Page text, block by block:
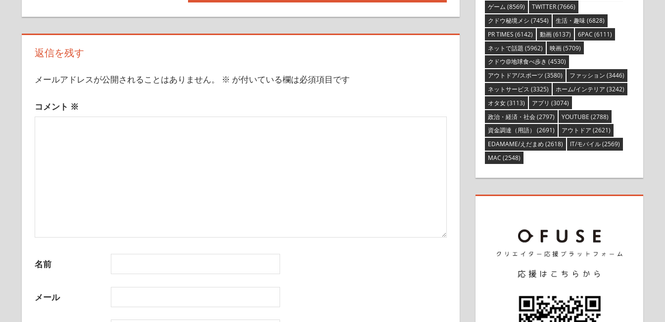
ナ
ビ
ゲ
ー
ョ
の
記
返信を残す
メールアドレスが公開されることはありません。 ※ が付いている欄は必須項目です
コメント ※
名前
メール
ゲーム (8569) TWITTER(7666)
クドウ秘境メシ (7454) 生活・趣味(6828)
PR TIMES (6142) 動画(6137) 6PAC (6111)
ネットで話題 (5962) 映画(5709)
クドウ@地球食べ歩き (4530)
アウトドア/スポーツ (3580) ファッション (3446)
ネットサービス (3325) ホーム/インテリア (3242)
オタ女(3113) アプリ (3074)
政治・経済・社会(2797) YOUTUBE (2788)
資金調達（用語） (2691) アウトドア (2621)
EDAMAME/えだまめ (2618) IT/モバイル(2569)
MAC (2548)